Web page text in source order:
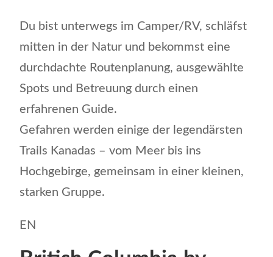
Du bist unterwegs im Camper/RV, schläfst
mitten in der Natur und bekommst eine
durchdachte Routenplanung, ausgewählte
Spots und Betreuung durch einen
erfahrenen Guide.
Gefahren werden einige der legendärsten
Trails Kanadas – vom Meer bis ins
Hochgebirge, gemeinsam in einer kleinen,
starken Gruppe.
EN